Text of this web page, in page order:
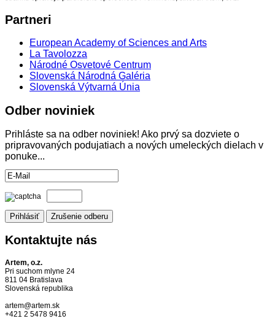
Partneri
European Academy of Sciences and Arts
La Tavolozza
Národné Osvetové Centrum
Slovenská Národná Galéria
Slovenská Výtvarná Únia
Odber noviniek
Prihláste sa na odber noviniek! Ako prvý sa dozviete o
pripravovaných podujatiach a nových umeleckých dielach v
ponuke...
Kontaktujte nás
Artem, o.z.
Pri suchom mlyne 24
811 04 Bratislava
Slovenská republika
artem@artem.sk
+421 2 5478 9416